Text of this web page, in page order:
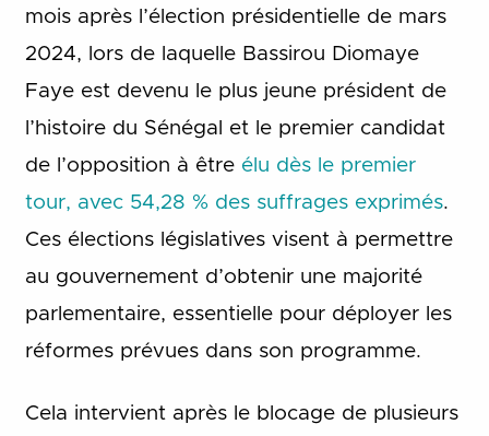
mois après l’élection présidentielle de mars
2024, lors de laquelle Bassirou Diomaye
Faye est devenu le plus jeune président de
l’histoire du Sénégal et le premier candidat
de l’opposition à êtreélu dès le premier
tour, avec 54,28 % des suffrages exprimés.
Ces élections législatives visent à permettre
au gouvernement d’obtenir une majorité
parlementaire, essentielle pour déployer les
réformes prévues dans son programme.
Cela intervient après le blocage de plusieurs